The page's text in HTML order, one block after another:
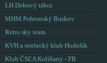
LH Dobový tábor
MHM Pohronský Ruskov
Retro sky team
KVH a strelecký klub Hodošík
Klub ČSĽA Kolíňany - FB